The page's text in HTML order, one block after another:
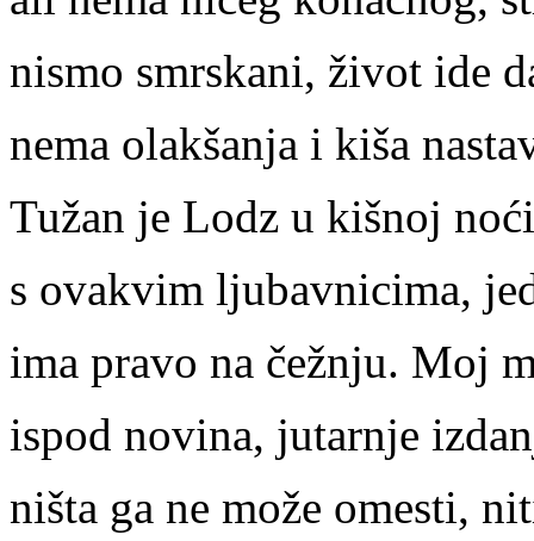
nismo smrskani, život ide
nema olakšanja i kiša
Tužan je Lodz u kišnoj
s ovakvim ljubavnicima,
ima pravo na čežnju. Moj
ispod novina, jutarnje
ništa ga ne može omesti,